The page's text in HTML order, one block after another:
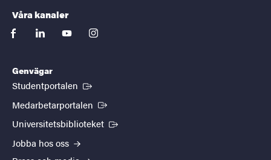
Våra kanaler
facebooklinkedinyoutubeinstagram
Genvägar
Studentportalen (Extern länk)
Medarbetarportalen (Extern länk)
Universitetsbiblioteket (Extern länk)
Jobba hos oss